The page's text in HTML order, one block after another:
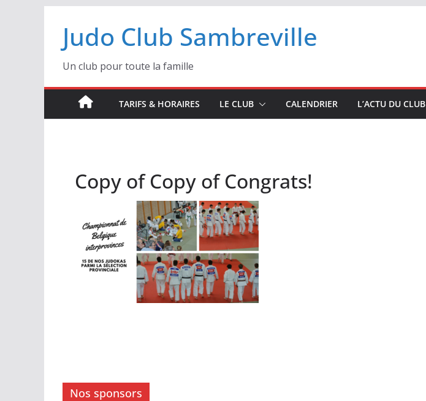
contenu
Judo Club Sambreville
Un club pour toute la famille
TARIFS & HORAIRES LE CLUB CALENDRIER L’ACTU DU CLUB
Copy of Copy of Congrats!
Nos sponsors